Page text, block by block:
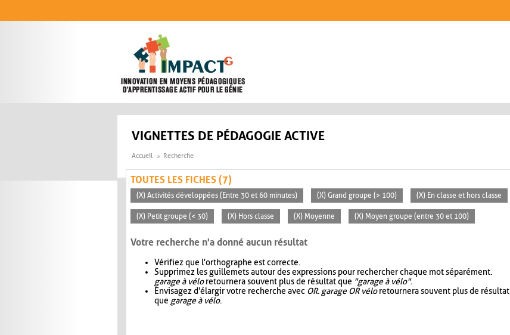
VIGNETTES DE PÉDAGOGIE ACTIVE
Accueil Recherche
TOUTES LES FICHES (7)
(X) Activités développées (Entre 30 et 60 minutes) (X) Grand groupe (> 100) (X) En classe et hors classe
(X) Petit groupe (< 30) (X) Hors classe (X) Moyenne (X) Moyen groupe (entre 30 et 100)
Votre recherche n'a donné aucun résultat
Vérifiez que l'orthographe est correcte.
Supprimez les guillemets autour des expressions pour rechercher chaque mot séparément.
garage à véloretournera souvent plus de résultat que "garage à vélo".
Envisagez d'élargir votre recherche avec OR. garage OR véloretournera souvent plus de résultat
que garage à vélo.